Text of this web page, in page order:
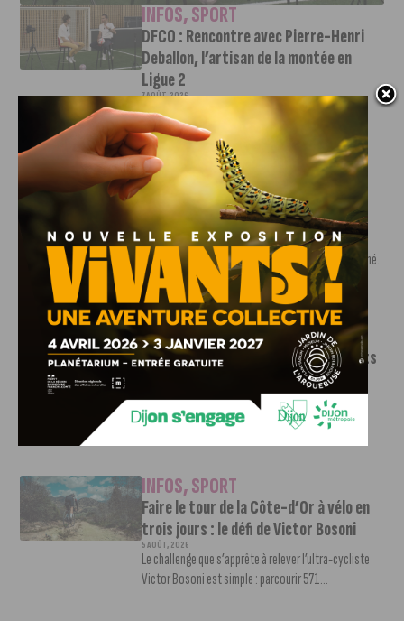
INFOS,SPORT
DFCO : Rencontre avec Pierre-Henri
Deballon, l’artisan de la montée en
Ligue 2
7 AOÛT, 2026
Le DFCO est de retour en Ligue 2 après trois ans
d’absence. La saison...
INFOS,SPORT
Nouvelle arrivée à la JDA Basket,
Shevon Thompson est dijonnais
7 AOÛT, 2026
Le mercato estival de la JDA n’est pas encore terminé.
Une nouvelle recrue vient...
INFOS,SPORT
Le DFCO dévoile ses nouveaux maillots
pour la saison 2026-2027
Le club dijonnais a présenté ses nouveaux maillots
pour son retour en Ligue 2....
INFOS,SPORT
Faire le tour de la Côte-d’Or à vélo en
trois jours : le défi de Victor Bosoni
5 AOÛT, 2026
Le challenge que s’apprête à relever l’ultra-cycliste
Victor Bosoni est simple : parcourir 571...